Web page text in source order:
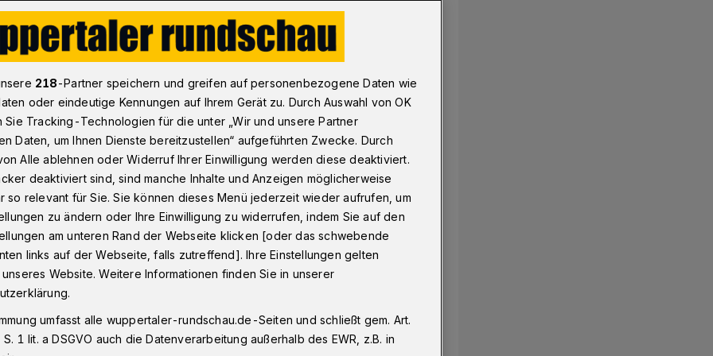
Wuppertal: Männer sollen Kinder sexuell missbraucht haben
des Landgerichts
Kinder sexuell
Wuppertal hat gegen einen 22
und einen 44-Jährigen aus Wetter
des Landgerichts Wuppertal
besteht der Verdacht, dass sie
von ihren Taten Fotos und Videos
218-Partner speichern und greifen auf personenbezogene Daten wie
oder eindeutige Kennungen auf Ihrem Gerät zu. Durch Auswahl von OK
Sie Tracking-Technologien für die unter „Wir und unsere Partner
Daten, um Ihnen Dienste bereitzustellen“ aufgeführten Zwecke. Durch
Alle ablehnen oder Widerruf Ihrer Einwilligung werden diese deaktiviert.
deaktiviert sind, sind manche Inhalte und Anzeigen möglicherweise
so relevant für Sie. Sie können dieses Menü jederzeit wieder aufrufen, um
zu ändern oder Ihre Einwilligung zu widerrufen, indem Sie auf den
am unteren Rand der Webseite klicken [oder das schwebende
links auf der Webseite, falls zutreffend]. Ihre Einstellungen gelten
Website. Weitere Informationen finden Sie in unserer
umfasst alle wuppertaler-rundschau.de-Seiten und schließt gem. Art.
1 lit. a DSGVO auch die Datenverarbeitung außerhalb des EWR, z.B. in